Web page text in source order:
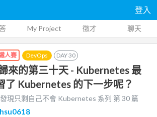
登入
My Project 徵才 聊天
人賽 DevOps DAY30
來的第三十天 - Kubernetes 最
了 Kubernetes 的下一步呢？
現只剩自己不會 Kubernetes 系列 第30 篇